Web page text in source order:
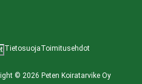
© 2026 Peten Koiratarvike Oy
TietosuojaToimitusehdot